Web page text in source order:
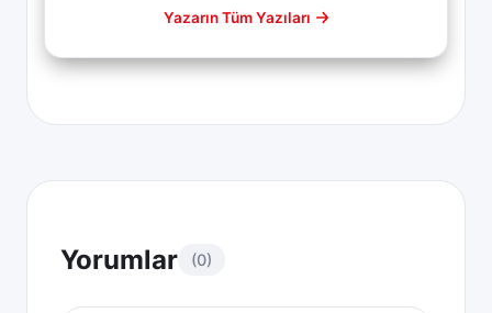
Yazarın Tüm Yazıları
Yorumlar (0)